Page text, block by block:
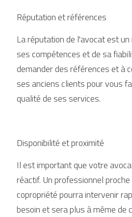
Réputation et références
La réputation de l'avocat est
ses compétences et de sa
demander des références et à
ses anciens clients pour vous
qualité de ses services.
Disponibilité et proximité
Il est important que votre
réactif. Un professionnel
copropriété pourra intervenir
besoin et sera plus à même de